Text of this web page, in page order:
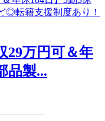
29万円可＆年
品製...